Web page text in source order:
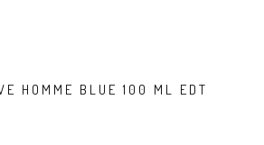
HOMME BLUE 100 ML EDT